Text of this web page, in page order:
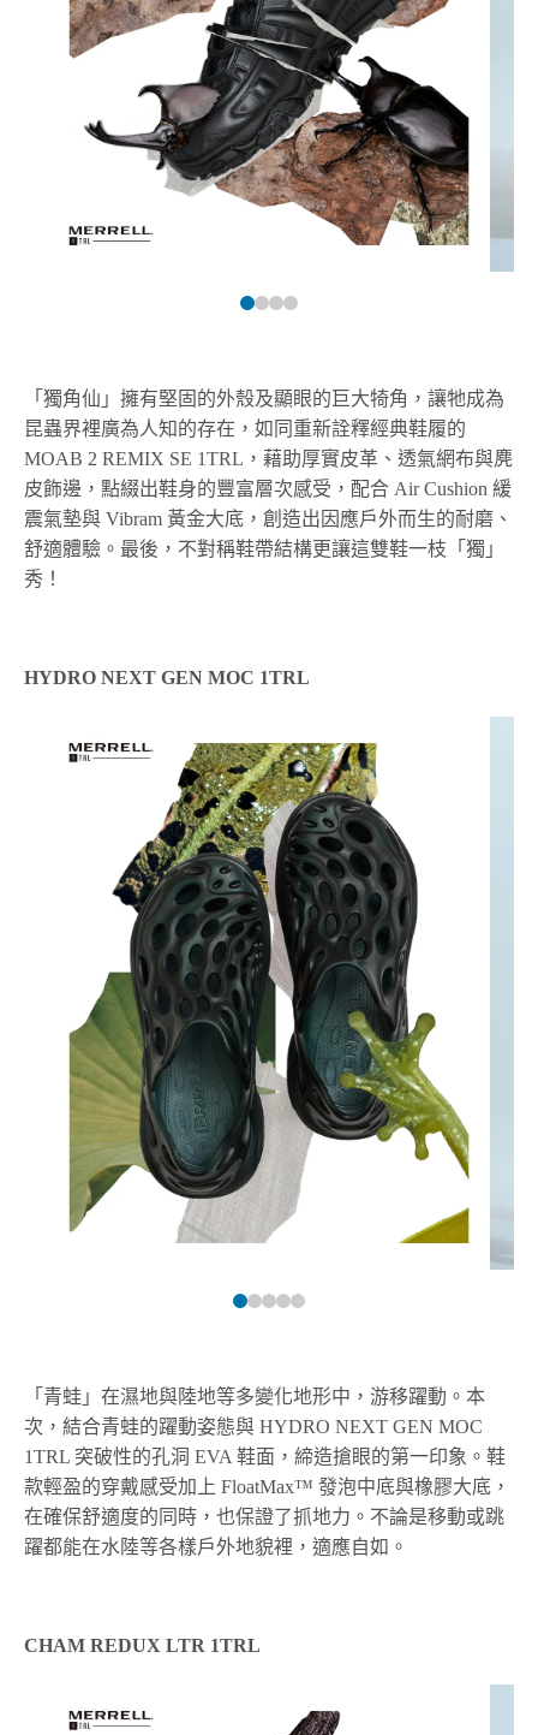
「獨角仙」擁有堅固的外殼及顯眼的巨大犄角，讓牠成為
昆蟲界裡廣為人知的存在，如同重新詮釋經典鞋履的
MOAB 2 REMIX SE 1TRL，藉助厚實皮革、透氣網布與麂
皮飾邊，點綴出鞋身的豐富層次感受，配合 Air Cushion 緩
震氣墊與 Vibram 黃金大底，創造出因應戶外而生的耐磨、
舒適體驗。最後，不對稱鞋帶結構更讓這雙鞋一枝「獨」
秀！
HYDRO NEXT GEN MOC 1TRL
「青蛙」在濕地與陸地等多變化地形中，游移躍動。本
次，結合青蛙的躍動姿態與 HYDRO NEXT GEN MOC
1TRL 突破性的孔洞 EVA 鞋面，締造搶眼的第一印象。鞋
款輕盈的穿戴感受加上 FloatMax™ 發泡中底與橡膠大底，
在確保舒適度的同時，也保證了抓地力。不論是移動或跳
躍都能在水陸等各樣戶外地貌裡，適應自如。
CHAM REDUX LTR 1TRL